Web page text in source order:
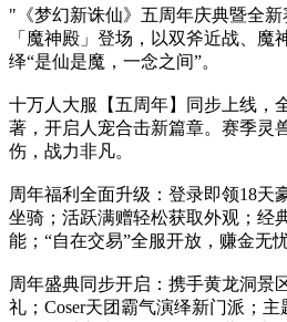
"《梦幻新诛仙》五周年庆典暨全
「魔神殿」登场，以双斧近战、魔
绎“是仙是魔，一念之间”。
十万人大服【五周年】同步上线，
著，开启人宠合击新篇章。赛季灵
伤，战力非凡。
周年福利全面升级：登录即领18天
坐骑；活跃满赠轻松获取外观；经
能；“自在交易”全服开放，赚金无忧
周年盛典同步开启：携手黄龙洞景
礼；Coser天团霸气演绎新门派；